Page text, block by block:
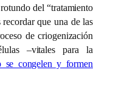
del “tratamiento
que una de las
de criogenización
–vitales para la
se congelen y formen